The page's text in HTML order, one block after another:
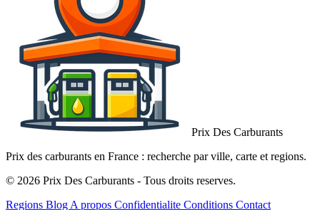
Prix Des Carburants
Prix des carburants en France : recherche par ville, carte et regions.
© 2026 Prix Des Carburants - Tous droits reserves.
Regions Blog A propos Confidentialite Conditions Contact